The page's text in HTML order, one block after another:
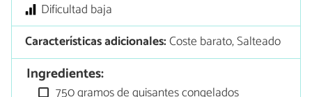
Dificultad baja
Características adicionales:Coste barato, Salteado
Ingredientes: